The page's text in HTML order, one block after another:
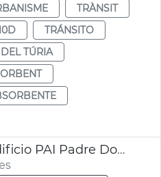
TRÀNSIT
TRÁNSITO
TÚRIA
Inicio escombro edificio PAI Padre Doménech